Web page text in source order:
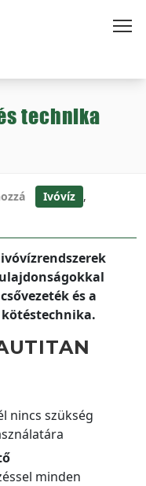
technika
Ivóvíz ,
és a
nincs szükség
minden